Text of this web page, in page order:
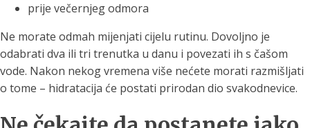
prije večernjeg odmora
Ne morate odmah mijenjati cijelu rutinu. Dovoljno je
odabrati dva ili tri trenutka u danu i povezati ih s čašom
vode. Nakon nekog vremena više nećete morati razmišljati
o tome – hidratacija će postati prirodan dio svakodnevice.